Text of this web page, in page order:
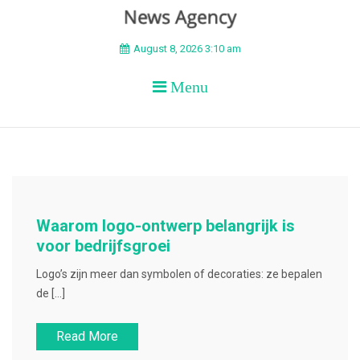
BEYOND APEX
August 8, 2026 3:10 am
Menu
Waarom logo-ontwerp belangrijk is
voor bedrijfsgroei
Logo’s zijn meer dan symbolen of decoraties: ze bepalen
de […]
Read More